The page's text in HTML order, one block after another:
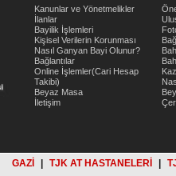
Kanunlar ve Yönetmelikler
İlanlar
Bayilik İşlemleri
Kişisel Verilerin Korunması
Nasıl Ganyan Bayi Olunur?
Bağlantılar
Online İşlemler(Cari Hesap
Takibi)
Beyaz Masa
İletişim
GAZİ TJK AT HASTANELERİ